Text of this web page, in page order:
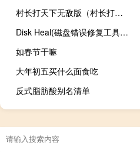
村长打天下无敌版（村长打天下无限钻石版）
Disk Heal(磁盘错误修复工具) V1.46 绿色免费版（Disk Heal(磁盘错误修复工具) V1.46 绿色免费版功能简介）
如春节干嘛
大年初五买什么面食吃
反式脂肪酸别名清单